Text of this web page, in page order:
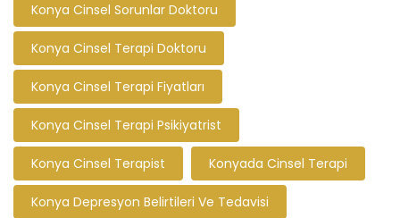
Konya Cinsel Sorunlar Doktoru
Konya Cinsel Terapi Doktoru
Konya Cinsel Terapi Fiyatları
Konya Cinsel Terapi Psikiyatrist
Konya Cinsel Terapist Konyada Cinsel Terapi
Konya Depresyon Belirtileri Ve Tedavisi